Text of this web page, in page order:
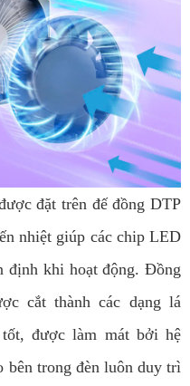
đặt trên đế đồng DTP
nhiệt giúp các chip LED
định khi hoạt động. Đồng
cắt thành các dạng lá
được làm mát bởi hệ
bên trong đèn luôn duy trì